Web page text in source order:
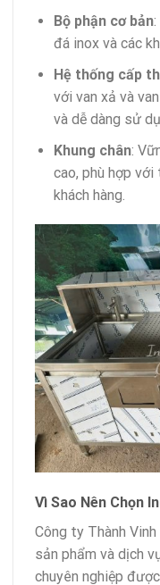
Bộ phận cơ bản:
đá inox và các
Hệ thống cấp
với van xả và
và dễ dàng sử
Khung chân:
cao, phù hợp với
khách hàng.
Vì Sao Nên Chọn
Công ty Thành
sản phẩm và dịch
chuyên nghiệp